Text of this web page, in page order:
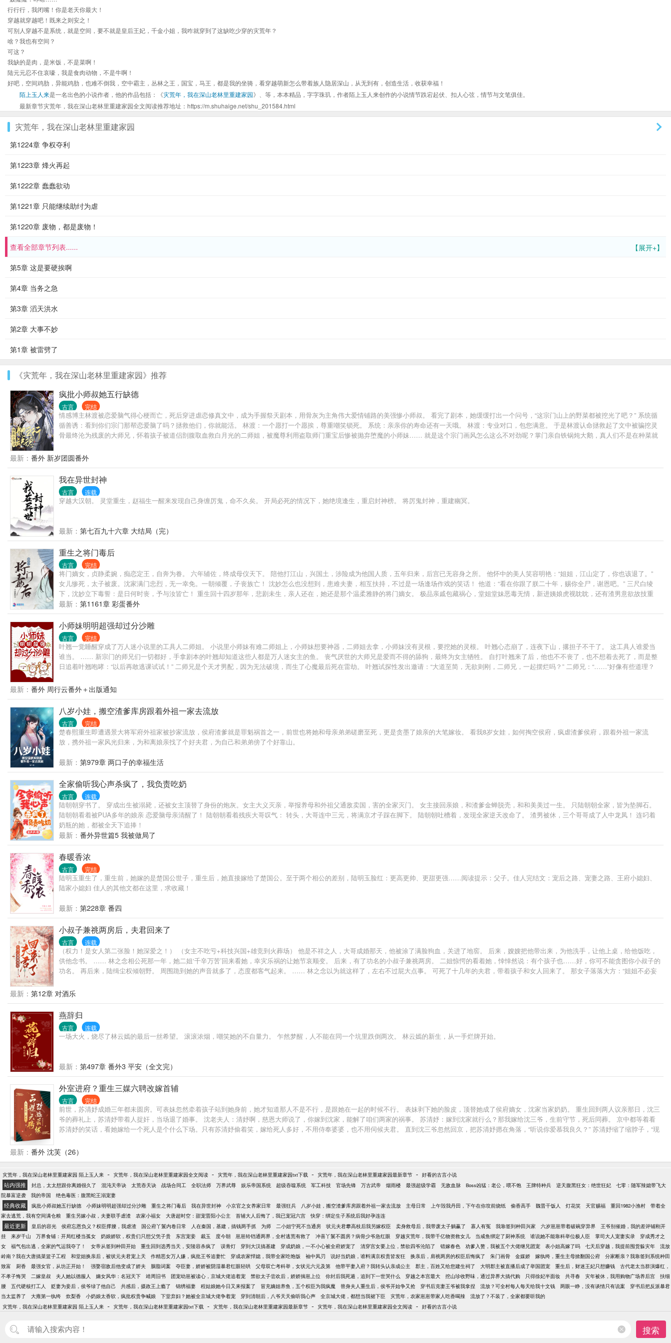
行行行，我闭嘴！你是老天你最大！
穿越就穿越吧！既来之则安之！
可别人穿越不是系统，就是空间，要不就是皇后王妃，千金小姐，我咋就穿到了这缺吃少穿的灾荒年？
啥？我也有空间？
可这？
我缺的是肉，是米饭，不是菜啊！
陆元元忍不住哀嚎，我是食肉动物，不是牛啊！
好吧，空间鸡肋，异能鸡肋，也难不倒我，空中霸主，丛林之王，国宝，马王，都是我的坐骑，看穿越萌新怎么带着族人隐居深山，从无到有，创造生活，收获幸福！
陌上玉人来是一名出色的小说作者，他的作品包括：《灾荒年，我在深山老林里重建家园》、等，本本精品，字字珠玑，作者陌上玉人来创作的小说情节跌宕起伏、扣人心弦，情节与文笔俱佳。
最新章节灾荒年，我在深山老林里重建家园全文阅读推荐地址：https://m.shuhaige.net/shu_201584.html
灾荒年，我在深山老林里重建家园
第1224章 争权夺利
第1223章 烽火再起
第1222章 蠢蠢欲动
第1221章 只能继续助纣为虐
第1220章 废物，都是废物！
【展开+】
查看全部章节列表......
第5章 这是要硬挨啊
第4章 当务之急
第3章 滔天洪水
第2章 大事不妙
第1章 被雷劈了
《灾荒年，我在深山老林里重建家园》推荐
疯批小师叔她五行缺德
古言 完结
情感博主林渡被恋爱脑气得心梗而亡，死后穿进虐恋修真文中，成为手握祭天剧本，用骨灰为主角伟大爱情铺路的美强惨小师叔。 看完了剧本，她缓缓打出一个问号，“这宗门山上的野菜都被挖光了吧？” 系统循
循善诱：看到你们宗门那帮恋爱脑了吗？拯救他们，你就能活。 林渡：一个愿打一个愿挨，尊重嘲笑锁死。 系统：亲亲你的寿命还有一天哦。 林渡：专业对口，包您满意。 于是林渡认命拯救起了文中被骗挖灵
骨最终沦为残废的大师兄，怀着孩子被道侣剖腹取血救白月光的二师姐，被魔尊利用盗取师门重宝后惨被抛弃堕魔的小师妹…… 就是这个宗门画风怎么这么不对劲呢？掌门亲自铁锅炖大鹅，真人们不是在种菜就
飞升？飞升不了你还可以下地狱啊！ 二师姐：双修？孩子？我有孕子丹你自己生吧。 小师妹：什么天下第一美男魔尊？就这？还没有我小师叔林渡一根手指头好看！ * 排雷：全本围绕女主成长，微群像，有cp，
戏份少。
最新： 番外 新岁团圆番外
我在异世封神
古言 连载
穿越大汉朝。 灵堂重生，赵福生一醒来发现自己身缠厉鬼，命不久矣。 开局必死的情况下，她绝境逢生，重启封神榜。 将厉鬼封神，重建幽冥。
最新： 第七百九十六章 大结局（完）
重生之将门毒后
古言 完结
将门嫡女，贞静柔婉，痴恋定王，自奔为眷。 六年辅佐，终成母仪天下。 陪他打江山，兴国土，涉险成为他国人质，五年归来，后宫已无容身之所。 他怀中的美人笑容明艳：“姐姐，江山定了，你也该退了。”
女儿惨死，太子被废。沈家满门忠烈，无一幸免。一朝倾覆，子丧族亡！ 沈妙怎么也没想到，患难夫妻，相互扶持，不过是一场逢场作戏的笑话！ 他道：“看在你跟了朕二十年，赐你全尸，谢恩吧。” 三尺白绫
下，沈妙立下毒誓：是日何时丧，予与汝皆亡！ 重生回十四岁那年，悲剧未生，亲人还在，她还是那个温柔雅静的将门嫡女。 极品亲戚包藏祸心，堂姐堂妹恶毒无情，新进姨娘虎视眈眈，还有渣男意欲故技重
来？ 家族要护，大仇要报，江山帝位，也要分一杯羹。这辈子，且看谁斗得过谁！ 但是那谢家小侯爷，提枪打马过的桀骜少年，偏立在她墙头傲然：“颠个皇权罢了，记住，天下归你，你——归我！” -----------------
----------------------------------------- ——幽州十三京。 ——归你。 ——漠北定元城。 ——归你。 ——江南豫州，定西东海，临安青湖，洛阳古城。 ——都归你。 ——全都归我，谢景行你要什么？ ——嗯，你。 -------
------------------------------------------------------ 最初他漠然道：“沈谢两家泾渭分明，沈家丫头突然示好，不怀好意！” 后来他冷静道：“都是一条绳上的蚂蚱，沈妙你安分点，有本候担着，谁敢逼你嫁人？” 再后来他傲娇
道：“颠个乾坤不过如此。沈娇娇，万里江山，你我二人瓜分如何？” 最后，他霸气的把手一挥：“媳妇，分来分去甚麻烦，不分了！全归你，你归我！” 沈妙：“给本宫滚出去！”霸气重生的皇后凉凉和不良少年谢小
候爷，男女主身心干净，强强联手，宠文一对一。请各位小天使多多支持哦~
最新： 第1161章 彩蛋番外
小师妹明明超强却过分沙雕
古言 完结
叶翘一觉睡醒穿成了万人迷小说里的工具人二师姐。 小说里小师妹有难二师姐上，小师妹想要神器，二师姐去拿，小师妹没有灵根，要挖她的灵根。 叶翘心态崩了，连夜下山，撂担子不干了。 这工具人谁爱当
谁当。 …… 新宗门的师兄们一切都好，手拿剧本的叶翘却知道这些人都是万人迷女主的鱼。 丧气厌世的大师兄是爱而不得的舔狗，最终为女主牺牲。 自打叶翘来了后，他也不不丧了，也不想着去死了，而是整
日追着叶翘咆哮：“以后再敢逃课试试！” 二师兄是个天才男配，因为无法破境，而生了心魔最后死在雷劫。 叶翘试探性发出邀请：“大道至简，无欲则刚，二师兄，一起摆烂吗？” 二师兄：“……”好像有些道理？
叶翘抽出一把剑，认认真真：“心中无女人，拔剑自然神，女人，只会影响你拔剑的速度。” 四师兄看着神神叨叨的小师妹：“？” 自从叶翘来了后，他们不围着女主转了，整个门派鸡飞狗跳。 原文女主：“？” 我的
万人迷光环呢？为什么最后那些人围着个炮灰女配打转？
最新： 番外 周行云番外＋出版通知
八岁小娃，搬空渣爹库房跟着外祖一家去流放
古言 完结
楚春熙重生即遭遇景大将军府外祖家被抄家流放，侯府渣爹就是罪魁祸首之一，前世也将她和母亲弟弟磋磨至死，更是贪墨了娘亲的大笔嫁妆。 看我8岁女娃，如何掏空侯府，疯虐渣爹侯府，跟着外祖一家流
放，携外祖一家风光归来，为和离娘亲找了个好夫君，为自己和弟弟傍了个好靠山。
最新： 第979章 两口子的幸福生活
全家偷听我心声杀疯了，我负责吃奶
古言 连载
陆朝朝穿书了。 穿成出生被溺毙，还被女主顶替了身份的炮灰。女主大义灭亲，举报养母和外祖父通敌卖国，害的全家灭门。 女主接回亲娘，和渣爹金蝉脱壳，和和美美过一生。 只陆朝朝全家，皆为垫脚石。
陆朝朝看着被PUA多年的娘亲 恋爱脑母亲清醒了！ 陆朝朝看着残疾大哥叹气： 转头，大哥连中三元，将满京才子踩在脚下。 陆朝朝吐槽着，发现全家逆天改命了。 渣男被休，三个哥哥成了人中龙凤！ 连叼着
奶瓶的她，都被全天下追捧！
最新： 番外异世篇5 我被做局了
春暖香浓
古言 完结
陆明玉重生了，重生前，她嫁的是楚国公世子，重生后，她直接嫁给了楚国公。至于两个相公的差别，陆明玉脸红：更高更帅、更甜更强……阅读提示：父子。佳人完结文：宠后之路、宠妻之路、王府小媳妇、
陆家小媳妇 佳人的其他文都在这里，求收藏！
最新： 第228章 番四
小叔子兼祧两房后，夫君回来了
古言 连载
（权力！是女人第二张脸！她深爱之！） （女主不吃亏+科技兴国+雄竞到火葬场） 他是不祥之人，大哥成婚那天，他被涂了满脸狗血，关进了地窖。 后来，嫂嫂把他带出来，为他洗手，让他上桌，给他饭吃，
供他念书。 …… 林之念相公死那一年，她二姐‘千辛万苦’回来看她，幸灾乐祸的让她节哀顺变。 后来，有了功名的小叔子兼祧两房。 二姐惊愕的看着她，悻悻然说：有个孩子也……好，你可不能贪图你小叔子的
功名。 再后来，陆缉尘权倾朝野。 周围跪到她的声音就多了，态度都客气起来。 …… 林之念以为就这样了，左右不过屁大点事。 可死了十几年的夫君，带着孩子和女人回来了。 那女子落落大方：“姐姐不必妄
一，他历经坎坷，父母、兄弟早亡。 他早亡的弟弟，还是当朝皇后娘娘早产后被掉包的独子！ 可惜曝出来时，已经死了。 巧合？ 恐怕不是。
最新： 第12章 对酒乐
燕辞归
古言 连载
一场大火，烧尽了林云嫣的最后一丝希望。 滚滚浓烟，嘲笑她的不自量力。 乍然梦醒，人不能在同一个坑里跌倒两次。 林云嫣的新生，从一手烂牌开始。
最新： 第497章 番外3 平安（全文完）
外室进府？重生三媒六聘改嫁首辅
古言 完结
前世，苏清妤成婚三年都未圆房。可表妹忽然牵着孩子站到她身前，她才知道那人不是不行，是跟她在一起的时候不行。 表妹剥下她的脸皮，顶替她成了侯府嫡女，沈家当家奶奶。 重生回到两人议亲那日，沈三
爷的葬礼上，苏清妤带着人捉奸，当场退了婚事。 沈老夫人：清妤啊，慈恩大师说了，你嫁到沈家，能解了咱们两家的祸事。 苏清妤：嫁到沈家就行么？那我嫁给沈三爷，生前守节，死后同葬。 京中都等着看
苏清妤的笑话，看她嫁给一个死人是个什么下场。只有苏清妤偷着笑，嫁给死人多好，不用侍奉婆婆，也不用伺候夫君。 直到沈三爷忽然回京，把苏清妤摁在角落，“听说你爱慕我良久？” 苏清妤缩了缩脖子，“现
爷外冷内骚。 相敬如宾？不可能的，只能日日耳厮鬓摩。
最新： 番外 沈芙（26）
灾荒年，我在深山老林里重建家园 陌上玉人来 - 灾荒年，我在深山老林里重建家园全文阅读 - 灾荒年，我在深山老林里重建家园txt下载 - 灾荒年，我在深山老林里重建家园最新章节 - 好看的古言小说
站内强推 封总，太太想跟你离婚很久了 混沌天帝诀 太荒吞天诀 战场合同工 全职法师 万界武尊 娱乐帝国系统 超级吞噬系统 军工科技 官场先锋 万古武帝 烟雨楼 最强超级学霸 无敌血脉 Boss凶猛：老公，喂不饱 王牌特种兵 逆天腹黑狂女：绝世狂妃
七零：随军辣媳带飞大
院暴富逆袭
我的帝国 绝色毒医：腹黑蛇王溺宠妻
经典收藏 疯批小师叔她五行缺德 小师妹明明超强却过分沙雕 重生之将门毒后 我在异世封神 小京官之女养家日常 最强狂兵 八岁小娃，搬空渣爹库房跟着外祖一家去流放 主母日常 上午毁我丹田，下午在你坟前烧纸 偷香高手 魏晋干饭人 灯花笑 天官赐福 重回1982小渔村
带着全
家去逃荒，我有空间满仓粮
重生另嫁小叔，夫妻联手虐渣 农家小福女 大唐超时空：甜宠晋阳小公主 首辅大人后悔了，我已宠冠六宫 快穿：绑定生子系统后我好孕连连
最近更新 皇后的容光 侯府忘恩负义？权臣撑腰，我虐渣 国公府丫鬟内卷日常 人在秦国，基建，搞钱两手抓 为师 二小姐宁死不当通房 状元夫君攀高枝后我另嫁权臣 卖身救母后，我带废太子躺赢了 寡人有冤 我靠签到种田兴家 六岁崽崽带着破碗穿异界
王爷别催婚，我的差评铺刚开
挂
来岁千山 万界食铺：开局红楼当孤女 奶娘娇软，权贵们只想父凭子贵 东宫宠妾 裁玉 度今朝 崽崽铃铛通两界，全村逃荒有救了 冲喜丫鬟不圆房？病骨少爷急红眼 穿越灾荒年，我带千亿物资救女儿 当咸鱼绑定了厨神系统 谁说她不能靠科举位极人臣 掌司大人宠妻实录
穿成秀才之
女
福气包出逃，全家的气运我夺了！ 女帝从签到种田开始 重生回到选秀当天，安陵容杀疯了 误青灯 穿到大汉搞基建 穿成奶娘，一不小心被全府娇宠了 清穿宫女要上位，禁欲四爷沦陷了 错嫁春色 劝爹入赘，我被五个大佬继兄团宠 表小姐高嫁了吗 七天后穿越，我提前囤货躲灾年
流放
岭南？我在大唐搞菜篮子工程
和堂姐换亲后，被状元夫君宠上天 作精恶女万人嫌，疯批王爷追妻忙 穿成农家悍媳，我带全家吃饱饭 袖中凤刃 说好当奶娘，谁料满京权贵皆发狂 换亲后，肩祧两房的权臣后悔疯了 朱门画骨 金媒娇 嫁纨绔，重生主母掀翻国公府
分家断亲？我靠签到系统种田
致富
厨香 最强女官，从坊正开始！ 强娶宿敌后他变成了娇夫 胭脂词案 夺臣妻，娇娇被阴湿暴君红眼轻哄 父母双亡考科举，女状元六元及第 他带平妻入府？我转头认亲成公主 郡主，百姓又给您建生祠了 大明郡主被直播后成了举国团宠 重生后，财迷王妃只想赚钱
古代老太当群演爆红，
不孝子悔哭
二嫁皇叔 夫人她以德服人 嫡女风华：名冠天下 靖周旧书 团宠幼崽被读心，京城大佬追着宠 禁欲太子尝欢后，娇娇揣崽上位 你封后我死遁，追到下一世哭什么 穿越之本宫最大 挖山珍收野味，通过异界大搞代购 只得徐妃半面妆 共寻春 灾年被休，我用购物广场养后宫
扶细
腰
五代硬核打工人 贬妻为妾后，侯爷绿了他自己 共感后，摄政王上瘾了 锦绣福妻 程姑娘她今日又来报案了 冒充嫡姐养鱼，五个权臣为我疯魔 替身夫人重生后，侯爷开始争又抢 穿书后克妻王爷被我拿捏 流放？可全村每人每天给我十文钱 两眼一睁，没有谈情只有说案
穿书后把反派暴君
当太监养了
大雍第一纨绔 炊梨香 小奶娘太香软，疯批权贵争喊娘 下堂弃妇？她被全京城大佬争着宠 穿到清朝后，八爷天天偷听我心声 全京城大佬，都想当我裙下臣 灾荒年，农家崽崽带家人吃香喝辣
流放了？不装了，全家都要听我的
灾荒年，我在深山老林里重建家园 陌上玉人来 - 灾荒年，我在深山老林里重建家园txt下载 - 灾荒年，我在深山老林里重建家园最新章节 - 灾荒年，我在深山老林里重建家园全文阅读 - 好看的古言小说
搜索